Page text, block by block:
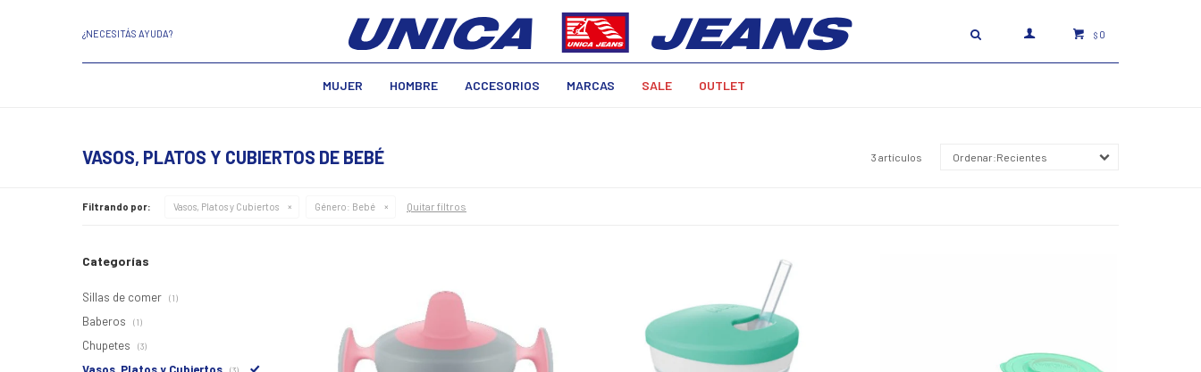
MUJER HOMBRE ACCESORIOS MARCAS SALE OUTLET
$ 0
¿NECESITÁS AYUDA?
VASOS, PLATOS Y CUBIERTOS DE BEBÉ 3 artículos Recientes
Filtrando por: Vasos, Platos y Cubiertos Género: Bebé Quitar filtros
Categorías
Sillas de comer (1)
Baberos (1)
Chupetes (3)